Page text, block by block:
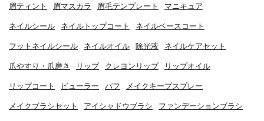
眉ティント 眉マスカラ 眉毛テンプレート マニキュア
ネイルシール ネイルトップコート ネイルベースコート
フットネイルシール ネイルオイル 除光液 ネイルケアセット
爪やすり・爪磨き リップ クレヨンリップ リップオイル
リップコート ビューラー パフ メイクキープスプレー
メイクブラシセット アイシャドウブラシ ファンデーションブラシ